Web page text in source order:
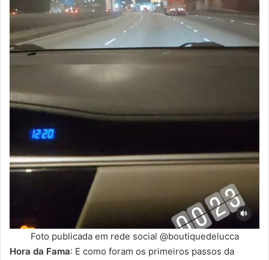
Foto publicada em rede social @boutiquedelucca
Hora da Fama: E como foram os primeiros passos da